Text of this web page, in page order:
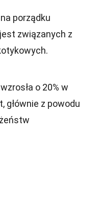
porządku
związanych z
o 20% w
głównie z powodu